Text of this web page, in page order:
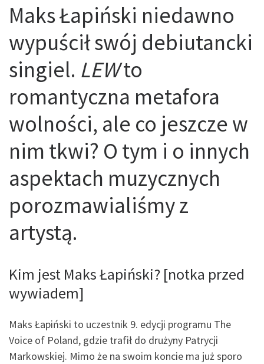
Maks Łapiński niedawno
wypuścił swój debiutancki
singiel. LEWto
romantyczna metafora
wolności, ale co jeszcze w
nim tkwi? O tym i o innych
aspektach muzycznych
porozmawialiśmy z
artystą.
Kim jest Maks Łapiński? [notka przed
wywiadem]
Maks Łapiński to uczestnik 9. edycji programu The
Voice of Poland, gdzie trafił do drużyny Patrycji
Markowskiej. Mimo że na swoim koncie ma już sporo